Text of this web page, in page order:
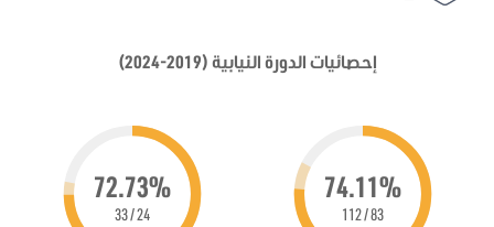
إحصائيات الدورة النيابية (2019-2024)
74.11%
83 / 112
72.73%
24 / 33